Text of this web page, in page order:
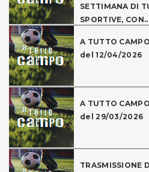
SETTIMANA DI
SPORTIVE,
A TUTTO CAMPO
del 12/04/2026
A TUTTO CAMPO
del 29/03/2026
TRASMISSIONE